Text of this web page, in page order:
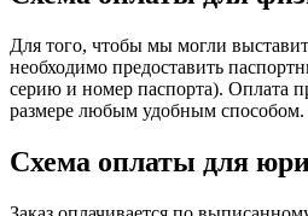
Для того, чтобы мы могли
необходимо предоставить
серию и номер паспорта). Оплата
размере любым удобным способом.
Схема оплаты для